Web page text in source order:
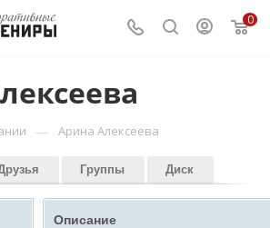
0
— Арина Алексеева
Группы Диск
Описание